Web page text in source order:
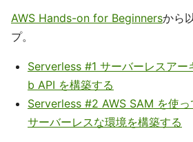
AWS Hands-on for Beginnersから
プ。
Serverless #1 サーバーレスアー
b API を構築する
Serverless #2 AWS SAM を使っ
サーバーレスな環境を構築する